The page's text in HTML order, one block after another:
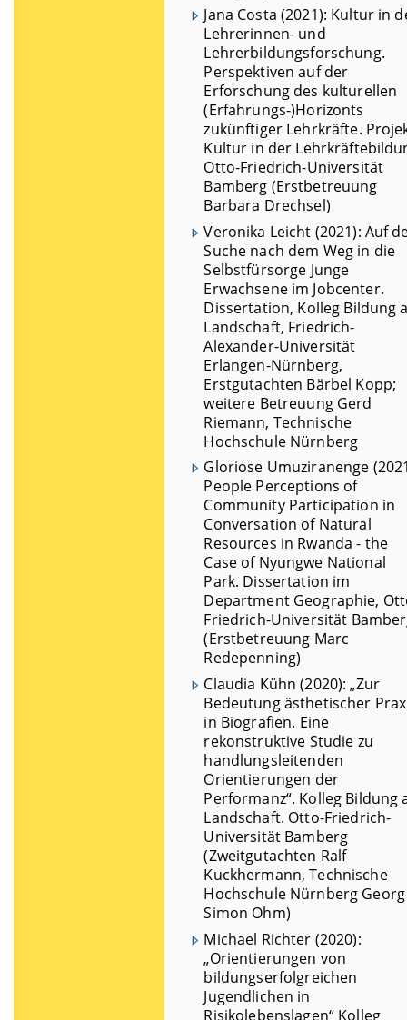
Jana Costa (2021): Kultur in
Lehrerinnen- und
Lehrerbildungsforschung.
Perspektiven auf der
Erforschung des kulturellen
(Erfahrungs-)Horizonts
zukünftiger Lehrkräfte.
Kultur in der
Otto-Friedrich-Universität
Bamberg (Erstbetreuung
Barbara Drechsel)
Veronika Leicht (2021): Auf
Suche nach dem Weg in die
Selbstfürsorge Junge
Erwachsene im Jobcenter.
Dissertation, Kolleg Bildung
Landschaft, Friedrich-
Alexander-Universität
Erlangen-Nürnberg,
Erstgutachten Bärbel Kopp;
weitere Betreuung Gerd
Riemann, Technische
Hochschule Nürnberg
Gloriose Umuziranenge
People Perceptions of
Community Participation in
Conversation of Natural
Resources in Rwanda - the
Case of Nyungwe National
Park. Dissertation im
Department Geographie,
Friedrich-Universität
(Erstbetreuung Marc
Redepenning)
Claudia Kühn (2020): „Zur
Bedeutung ästhetischer
in Biografien. Eine
rekonstruktive Studie zu
handlungsleitenden
Orientierungen der
Performanz“. Kolleg Bildung
Landschaft. Otto-Friedrich-
Universität Bamberg
(Zweitgutachten Ralf
Kuckhermann, Technische
Hochschule Nürnberg Georg
Simon Ohm)
Michael Richter (2020):
„Orientierungen von
bildungserfolgreichen
Jugendlichen in
Risikolebenslagen“ Kolleg